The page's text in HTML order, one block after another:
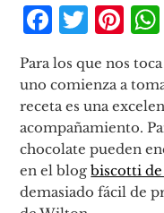
Para los que nos
uno comienza a
receta es una
acompañamiento.
chocolate pueden
en el blogbiscotti
demasiado fácil de